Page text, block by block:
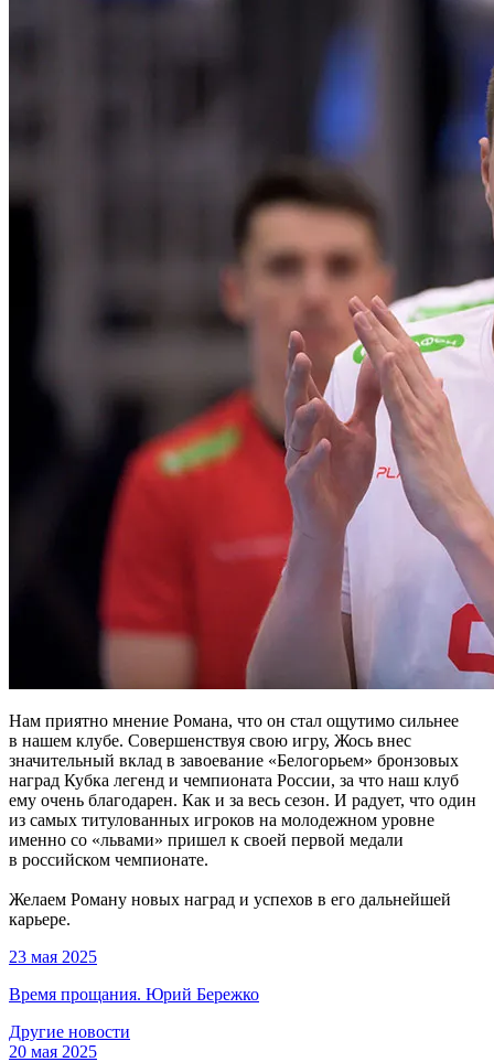
Нам приятно мнение Романа, что он стал ощутимо сильнее
в нашем клубе. Совершенствуя свою игру, Жось внес
значительный вклад в завоевание «Белогорьем» бронзовых
наград Кубка легенд и чемпионата России, за что наш клуб
ему очень благодарен. Как и за весь сезон. И радует, что один
из самых титулованных игроков на молодежном уровне
именно со «львами» пришел к своей первой медали
в российском чемпионате.
Желаем Роману новых наград и успехов в его дальнейшей
карьере.
23 мая 2025
Время прощания. Юрий Бережко
Другие новости
20 мая 2025